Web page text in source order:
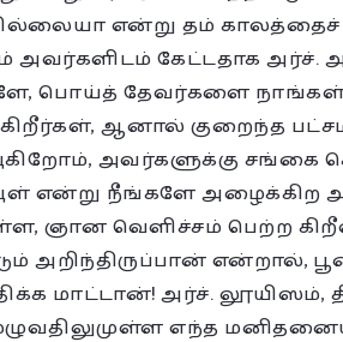
என்று தம்
அவர்களிடம் கேட்டதாக
பொய்த் தேவர்களை
ஆனால் குறைந்த
அவர்களுக்கு
என்று நீங்களே அழைக்கிற
ஞான வெளிச்சம் பெற்ற
அறிந்திருப்பான் என்றால்,
மாட்டான்! அர்ச். லூயிஸம்,
எந்த